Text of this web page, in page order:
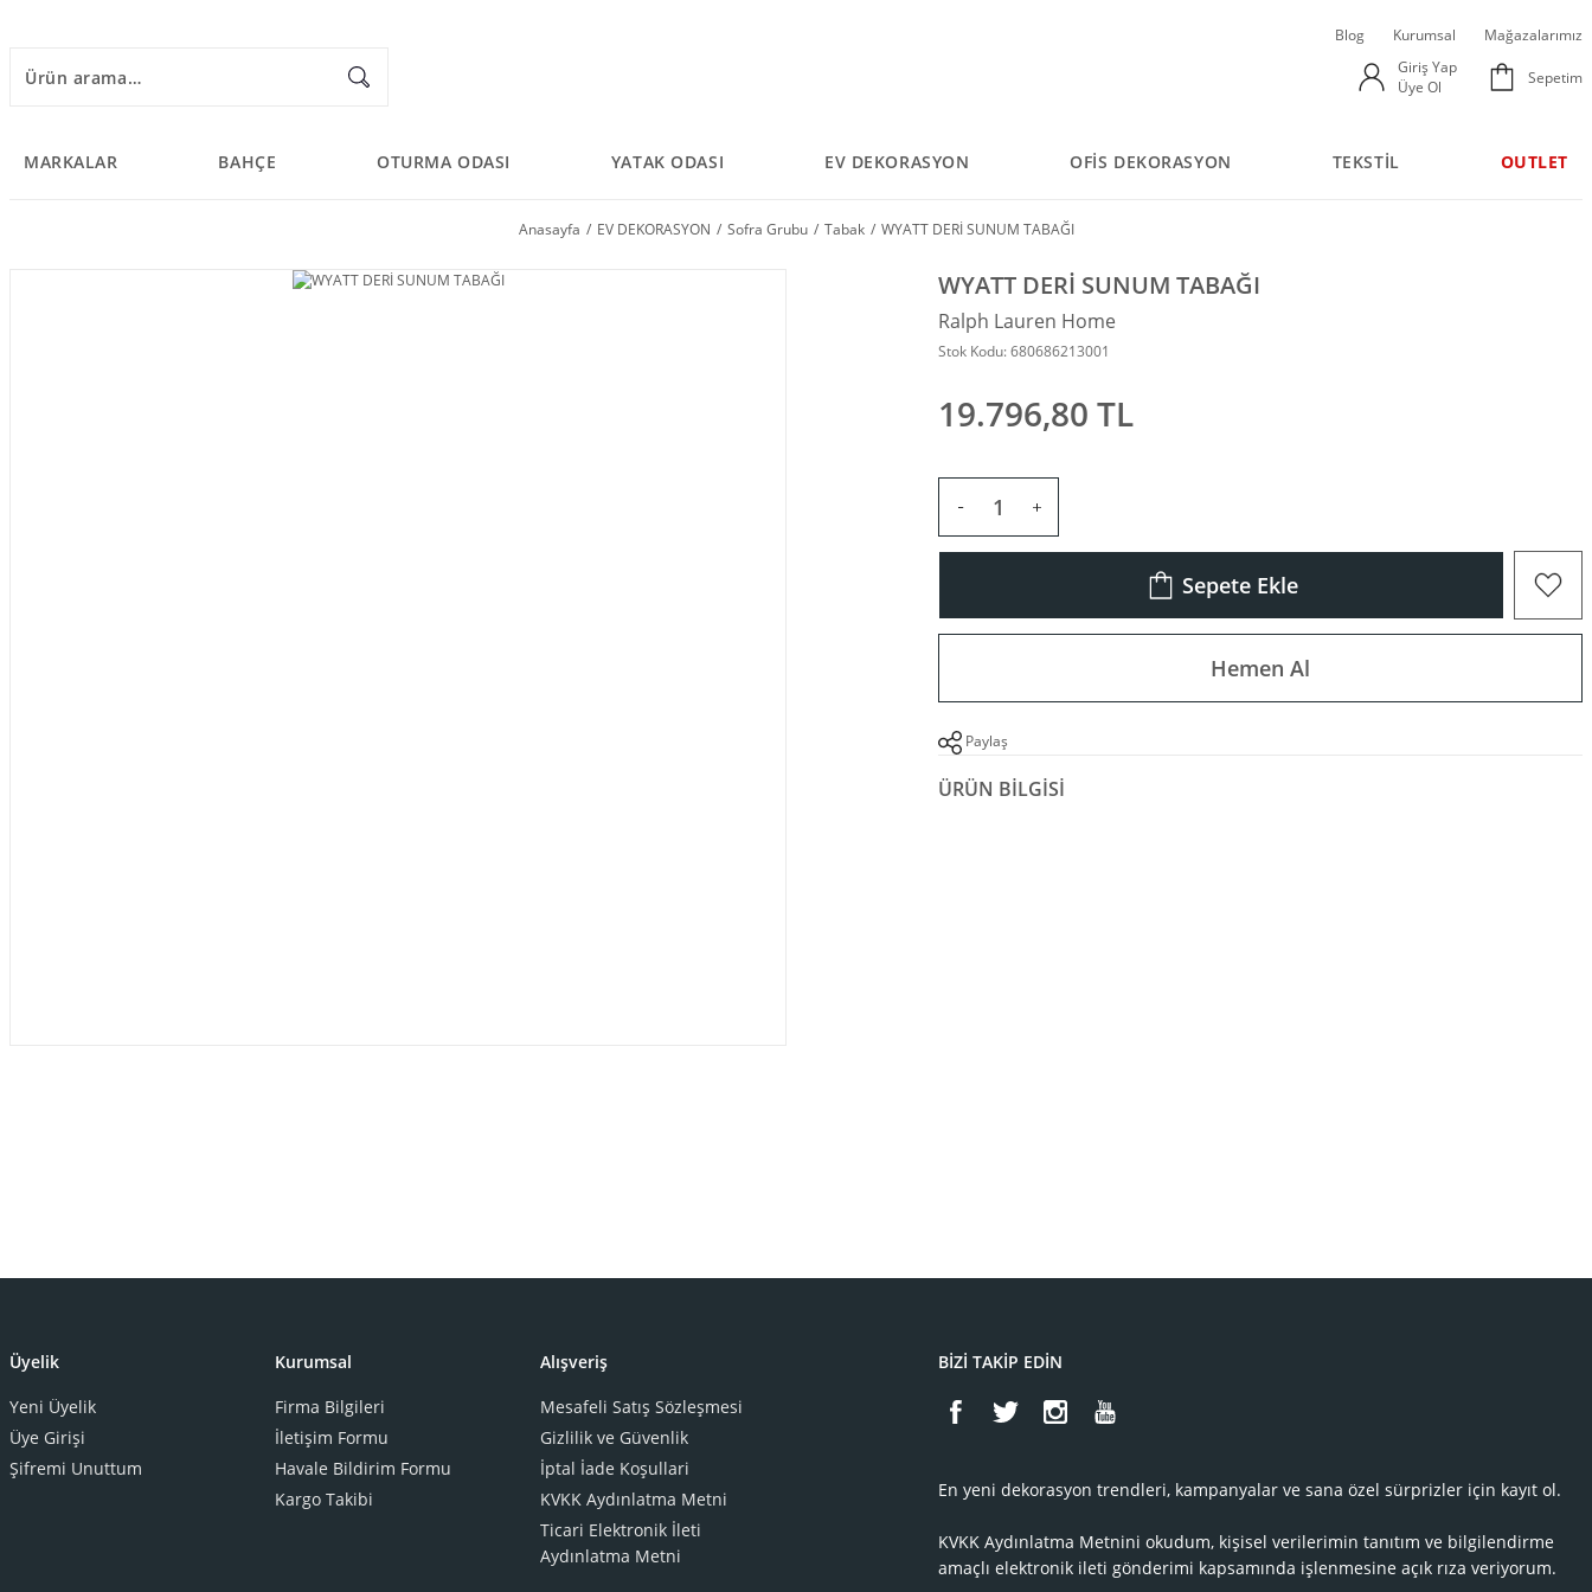
Blog Kurumsal
Mağazalarımız
Giriş Yap
Üye Ol
Sepetim
MARKALAR BAHÇE OTURMA ODASI YATAK ODASI EV DEKORASYON OFİS DEKORASYON TEKSTİL OUTLET
Anasayfa EV DEKORASYON Sofra Grubu Tabak WYATT DERİ SUNUM TABAĞI
WYATT DERİ SUNUM TABAĞI
Ralph Lauren Home
Stok Kodu: 680686213001
19.796,80 TL
Sepete Ekle
Hemen Al
Paylaş
ÜRÜN BILGISI
Üyelik
Yeni Üyelik
Üye Girişi
Şifremi Unuttum
Kurumsal
Firma Bilgileri
İletişim Formu
Havale Bildirim Formu
Kargo Takibi
Alışveriş
Mesafeli Satış Sözleşmesi
Gizlilik ve Güvenlik
İptal İade Koşullari
KVKK Aydınlatma Metni
Ticari Elektronik İleti
Aydınlatma Metni
BİZİ TAKİP EDİN
En yeni dekorasyon trendleri, kampanyalar ve sana özel sürprizler için kayıt ol.
KVKK Aydınlatma Metnini okudum, kişisel verilerimin tanıtım ve bilgilendirme
amaçlı elektronik ileti gönderimi kapsamında işlenmesine açık rıza veriyorum.